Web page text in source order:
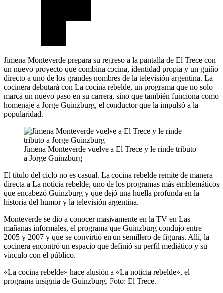
Jimena Monteverde prepara su regreso a la pantalla de El Trece con
un nuevo proyecto que combina cocina, identidad propia y un guiño
directo a uno de los grandes nombres de la televisión argentina. La
cocinera debutará con La cocina rebelde, un programa que no solo
marca un nuevo paso en su carrera, sino que también funciona como
homenaje a Jorge Guinzburg, el conductor que la impulsó a la
popularidad.
Jimena Monteverde vuelve a El Trece y le rinde tributo
a Jorge Guinzburg
El título del ciclo no es casual. La cocina rebelde remite de manera
directa a La noticia rebelde, uno de los programas más emblemáticos
que encabezó Guinzburg y que dejó una huella profunda en la
historia del humor y la televisión argentina.
Monteverde se dio a conocer masivamente en la TV en Las
mañanas informales, el programa que Guinzburg condujo entre
2005 y 2007 y que se convirtió en un semillero de figuras. Allí, la
cocinera encontró un espacio que definió su perfil mediático y su
vínculo con el público.
«La cocina rebelde» hace alusión a «La noticia rebelde», el
programa insignia de Guinzburg. Foto: El Trece.